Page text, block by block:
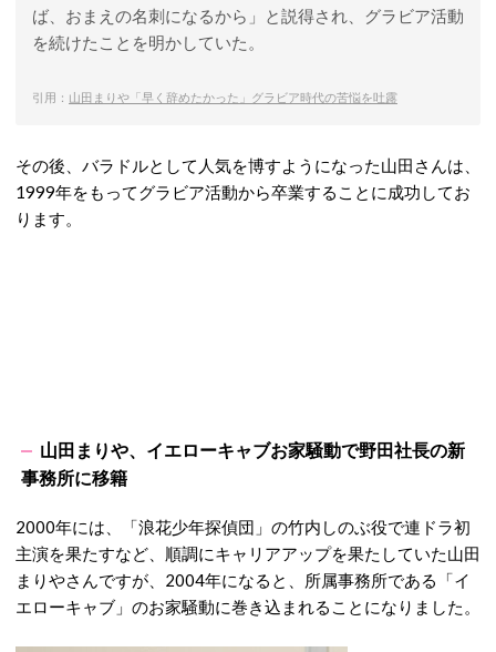
ば、おまえの名刺になるから」と説得され、グラビア活動
を続けたことを明かしていた。
引用： 山田まりや「早く辞めたかった」グラビア時代の苦悩を吐露
その後、バラドルとして人気を博すようになった山田さんは、
1999年をもってグラビア活動から卒業することに成功してお
ります。
山田まりや、イエローキャブお家騒動で野田社長の新
事務所に移籍
2000年には、「浪花少年探偵団」の竹内しのぶ役で連ドラ初
主演を果たすなど、順調にキャリアアップを果たしていた山田
まりやさんですが、2004年になると、所属事務所である「イ
エローキャブ」のお家騒動に巻き込まれることになりました。